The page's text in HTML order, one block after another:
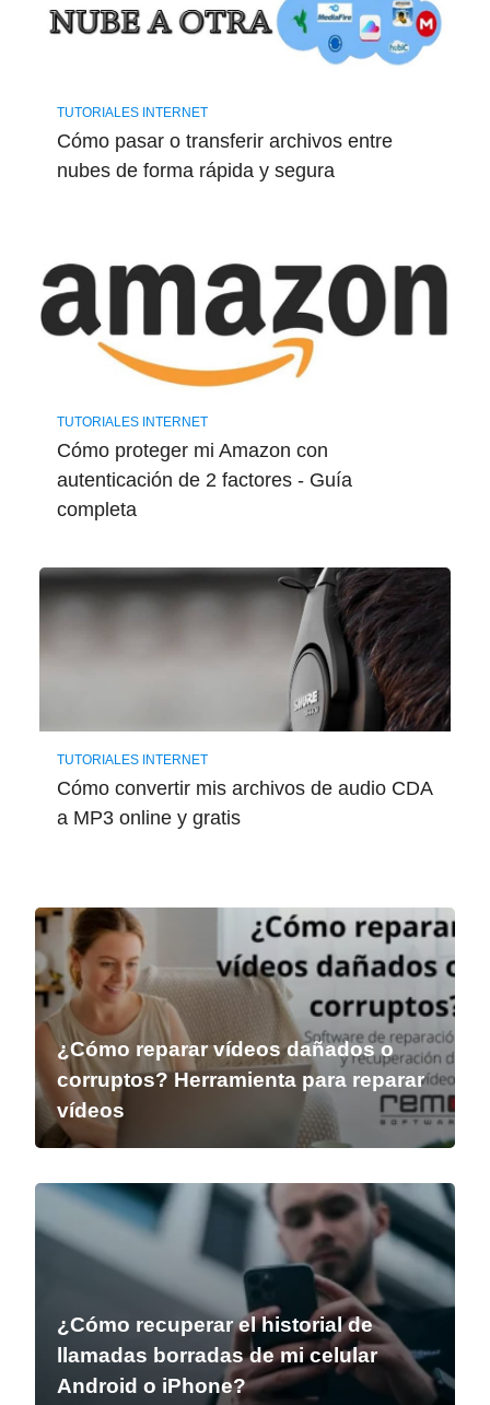
TUTORIALES INTERNET
Cómo pasar o transferir archivos entre
nubes de forma rápida y segura
TUTORIALES INTERNET
Cómo proteger mi Amazon con
autenticación de 2 factores - Guía ​
completa
TUTORIALES INTERNET
Cómo convertir mis archivos de audio CDA
a MP3 online y gratis
¿Cómo reparar vídeos dañados o
corruptos? Herramienta para reparar
vídeos
¿Cómo recuperar el historial de
llamadas borradas de mi celular
Android o iPhone?